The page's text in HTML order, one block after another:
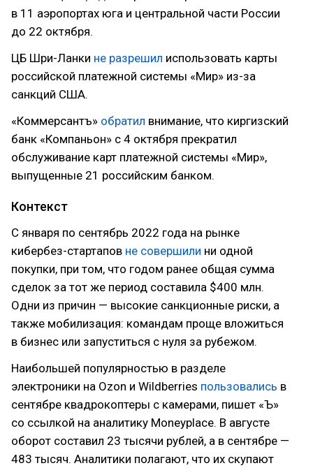
в 11 аэропортах юга и центральной части России
до 22 октября.
ЦБ Шри-Ланки не разрешил использовать карты
российской платежной системы «Мир» из-за
санкций США.
«Коммерсантъ» обратил внимание, что киргизский
банк «Компаньон» с 4 октября прекратил
обслуживание карт платежной системы «Мир»,
выпущенные 21 российским банком.
Контекст
С января по сентябрь 2022 года на рынке
кибербез-стартапов не совершили ни одной
покупки, при том, что годом ранее общая сумма
сделок за тот же период составила $400 млн.
Одни из причин — высокие санкционные риски, а
также мобилизация: командам проще вложиться
в бизнес или запуститься с нуля за рубежом.
Наибольшей популярностью в разделе
электроники на Ozon и Wildberries пользовались в
сентябре квадрокоптеры с камерами, пишет «Ъ»
со ссылкой на аналитику Moneyplace. В августе
оборот составил 23 тысячи рублей, а в сентябре —
483 тысяч. Аналитики полагают, что их скупают